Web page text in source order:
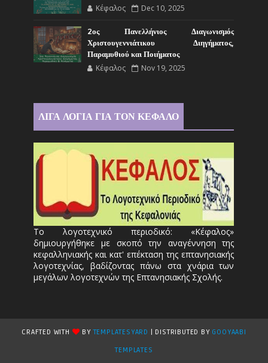
Κέφαλος Dec 10, 2025
2ος Πανελλήνιος Διαγωνισμός
Χριστουγεννιάτικου Διηγήματος,
Παραμυθιού και Ποιήματος
Κέφαλος Nov 19, 2025
ΛΙΓΑ ΛΟΓΙΑ ΓΙΑ ΤΟΝ ΚΕΦΑΛΟ
Το λογοτεχνικό περιοδικό: «Κέφαλος»
δημιουργήθηκε με σκοπό την αναγέννηση της
κεφαλληνιακής και κατ' επέκταση της επτανησιακής
λογοτεχνίας, βαδίζοντας πάνω στα χνάρια των
μεγάλων λογοτεχνών της Επτανησιακής Σχολής.
CRAFTED WITH BYTEMPLATESYARD | DISTRIBUTED BY GOOYAABI
TEMPLATES